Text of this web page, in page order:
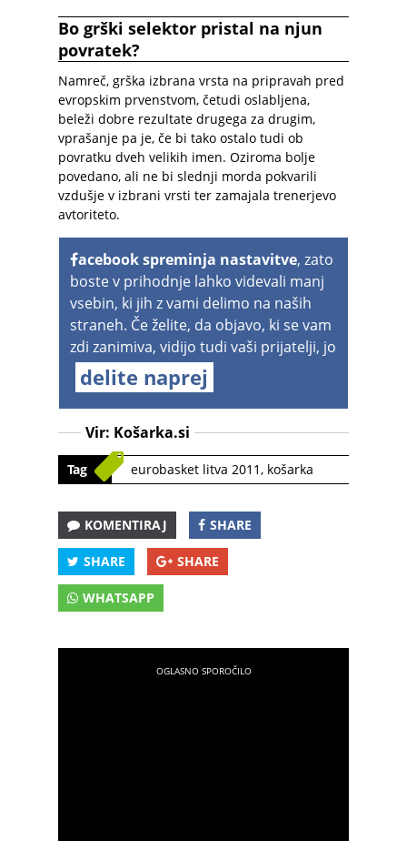
Bo grški selektor pristal na njun
povratek?
Namreč, grška izbrana vrsta na pripravah pred
evropskim prvenstvom, četudi oslabljena,
beleži dobre rezultate drugega za drugim,
vprašanje pa je, če bi tako ostalo tudi ob
povratku dveh velikih imen. Oziroma bolje
povedano, ali ne bi slednji morda pokvarili
vzdušje v izbrani vrsti ter zamajala trenerjevo
avtoriteto.
acebook spreminja nastavitve, zato
boste v prihodnje lahko videvali manj
vsebin, ki jih z vami delimo na naših
straneh. Če želite, da objavo, ki se vam
zdi zanimiva, vidijo tudi vaši prijatelji, jo
delite naprej
Vir: Košarka.si
Tag eurobasket litva 2011 , košarka
KOMENTIRAJ SHARE
SHARE SHARE
WHATSAPP